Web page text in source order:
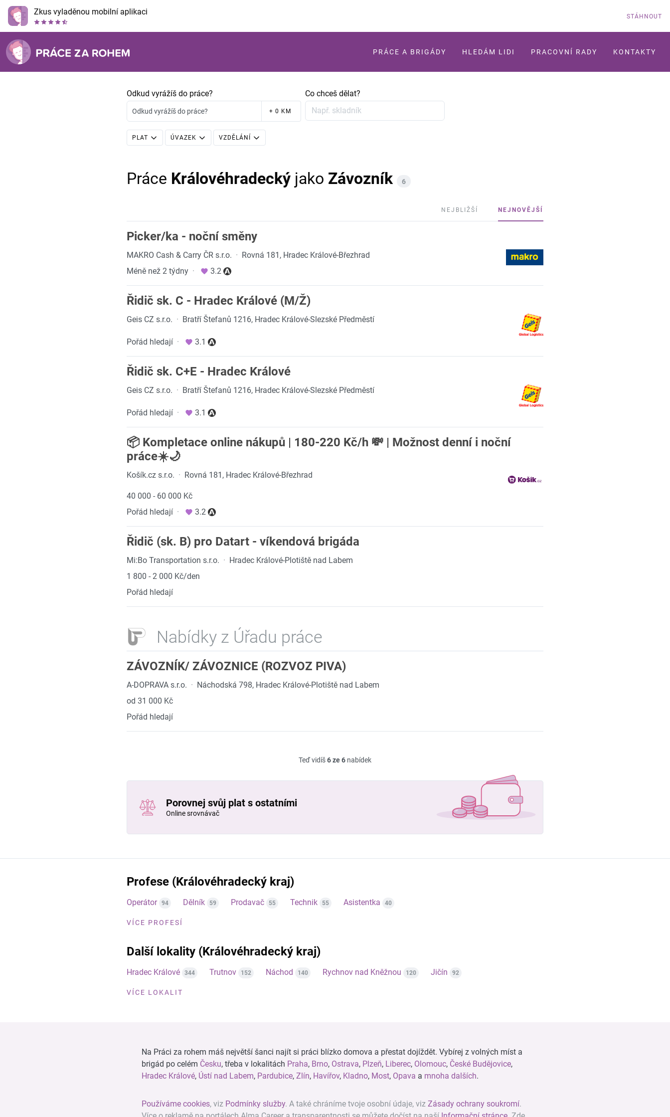
Zkus vyladěnou mobilní aplikaci STÁHNOUT
PRÁCE A BRIGÁDY HLEDÁM LIDI PRACOVNÍ RADY KONTAKTY
Odkud vyrážíš do práce?
Odkud vyrážíš do práce? + 0 KM
Co chceš dělat?
PLAT ÚVAZEK VZDĚLÁNÍ
Práce Královéhradecký jako Závozník 6
NEJBLIŽŠÍ NEJNOVĚJŠÍ
Picker/ka - noční směny
MAKRO Cash & Carry ČR s.r.o. · Rovná 181, Hradec Králové-Březhrad
Méně než 2 týdny · 3.2
Řidič sk. C - Hradec Králové (M/Ž)
Geis CZ s.r.o. · Bratří Štefanů 1216, Hradec Králové-Slezské Předměstí
Pořád hledají · 3.1
Řidič sk. C+E - Hradec Králové
Geis CZ s.r.o. · Bratří Štefanů 1216, Hradec Králové-Slezské Předměstí
Pořád hledají · 3.1
📦 Kompletace online nákupů | 180-220 Kč/h 💸 | Možnost denní i noční
práce☀️🌙
Košík.cz s.r.o. · Rovná 181, Hradec Králové-Březhrad
40 000 - 60 000 Kč
Pořád hledají · 3.2
Řidič (sk. B) pro Datart - víkendová brigáda
Mi:Bo Transportation s.r.o. · Hradec Králové-Plotiště nad Labem
1 800 - 2 000 Kč/den
Pořád hledají
Nabídky z Úřadu práce
ZÁVOZNÍK/ ZÁVOZNICE (ROZVOZ PIVA)
A-DOPRAVA s.r.o. · Náchodská 798, Hradec Králové-Plotiště nad Labem
od 31 000 Kč
Pořád hledají
Teď vidíš6 ze 6 nabídek
Porovnej svůj plat s ostatními
Online srovnávač
Profese (Královéhradecký kraj)
Operátor 94 Dělník 59 Prodavač 55 Technik 55 Asistentka 40
VÍCE PROFESÍ
Další lokality (Královéhradecký kraj)
Hradec Králové 344 Trutnov 152 Náchod 140 Rychnov nad Kněžnou 120 Jičín 92
VÍCE LOKALIT
Na Práci za rohem máš největší šanci najít si práci blízko domova a přestat dojíždět. Vybírej z volných míst a
brigád po celém Česku, třeba v lokalitách Praha, Brno, Ostrava, Plzeň, Liberec, Olomouc, České Budějovice,
Hradec Králové, Ústí nad Labem, Pardubice, Zlín, Havířov, Kladno, Most, Opava a mnoha dalších.
Používáme cookies, viz Podmínky služby. A také chráníme tvoje osobní údaje, viz Zásady ochrany soukromí.